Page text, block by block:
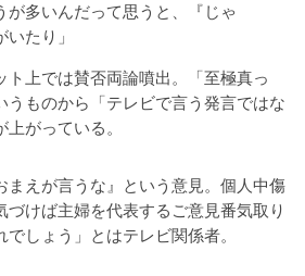
が多いんだって思うと、『じゃ
たり」
上では賛否両論噴出。「至極真っ
うものから「テレビで言う発言ではな
がっている。
まえが言うな』という意見。個人中傷
づけば主婦を代表するご意見番気取り
しょう」とはテレビ関係者。